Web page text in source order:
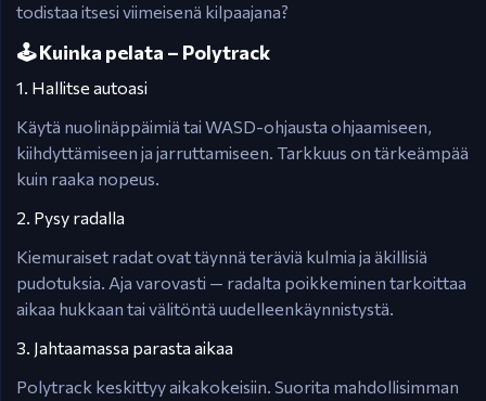
todistaa itsesi viimeisenä kilpaajana?
🕹️ Kuinka pelata – Polytrack
1. Hallitse autoasi
Käytä nuolinäppäimiä tai WASD-ohjausta ohjaamiseen,
kiihdyttämiseen ja jarruttamiseen. Tarkkuus on tärkeämpää
kuin raaka nopeus.
2. Pysy radalla
Kiemuraiset radat ovat täynnä teräviä kulmia ja äkillisiä
pudotuksia. Aja varovasti — radalta poikkeminen tarkoittaa
aikaa hukkaan tai välitöntä uudelleenkäynnistystä.
3. Jahtaamassa parasta aikaa
Polytrack keskittyy aikakokeisiin. Suorita mahdollisimman